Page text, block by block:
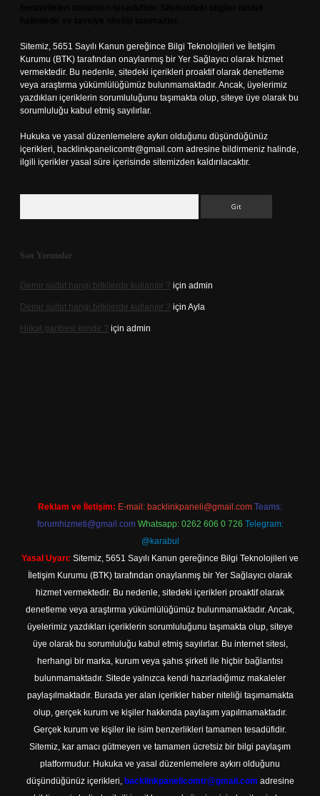
Sitemiz, 5651 Sayılı Kanun gereğince Bilgi Teknolojileri ve İletişim
Kurumu (BTK) tarafından onaylanmış bir Yer Sağlayıcı olarak hizmet
vermektedir. Bu nedenle, sitedeki içerikleri proaktif olarak denetleme
veya araştırma yükümlülüğümüz bulunmamaktadır. Ancak, üyelerimiz
yazdıkları içeriklerin sorumluluğunu taşımakta olup, siteye üye olarak bu
sorumluluğu kabul etmiş sayılırlar.
Hukuka ve yasal düzenlemelere aykırı olduğunu düşündüğünüz
içerikleri, backlinkpanelicomtr@gmail.com adresine bildirmeniz halinde,
ilgili içerikler yasal süre içerisinde sitemizden kaldırılacaktır.
Son Yorumlar
Demir sülfat hangi bitkilerde kullanılır ? için admin
Demir sülfat hangi bitkilerde kullanılır ? için Ayla
Hilkat garibesi kimdir ? için admin
Reklam ve İletişim: E-mail: backlinkpaneli@gmail.com Teams:
forumhizmeti@gmail.com Whatsapp: 0262 606 0 726 Telegram:
@karabul
Yasal Uyarı: Sitemiz, 5651 Sayılı Kanun gereğince Bilgi Teknolojileri ve
İletişim Kurumu (BTK) tarafından onaylanmış bir Yer Sağlayıcı olarak
hizmet vermektedir. Bu nedenle, sitedeki içerikleri proaktif olarak
denetleme veya araştırma yükümlülüğümüz bulunmamaktadır. Ancak,
üyelerimiz yazdıkları içeriklerin sorumluluğunu taşımakta olup, siteye
üye olarak bu sorumluluğu kabul etmiş sayılırlar. Bu internet sitesi,
herhangi bir marka, kurum veya şahıs şirketi ile hiçbir bağlantısı
bulunmamaktadır. Sitede yalnızca kendi hazırladığımız makaleler
paylaşılmaktadır. Burada yer alan içerikler haber niteliği taşımamakta
olup, gerçek kurum ve kişiler hakkında paylaşım yapılmamaktadır.
Gerçek kurum ve kişiler ile isim benzerlikleri tamamen tesadüfidir.
Sitemiz, kar amacı gütmeyen ve tamamen ücretsiz bir bilgi paylaşım
platformudur. Hukuka ve yasal düzenlemelere aykırı olduğunu
düşündüğünüz içerikleri, backlinkpanelicomtr@gmail.com adresine